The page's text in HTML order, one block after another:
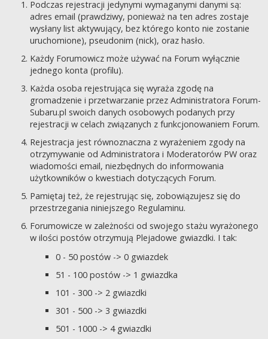
Podczas rejestracji jedynymi wymaganymi danymi są:
adres email (prawdziwy, ponieważ na ten adres zostaje
wysłany list aktywujący, bez którego konto nie zostanie
uruchomione), pseudonim (nick), oraz hasło.
Każdy Forumowicz może używać na Forum wyłącznie
jednego konta (profilu).
Każda osoba rejestrująca się wyraża zgodę na
gromadzenie i przetwarzanie przez Administratora Forum-
Subaru.pl swoich danych osobowych podanych przy
rejestracji w celach związanych z funkcjonowaniem Forum.
Rejestracja jest równoznaczna z wyrażeniem zgody na
otrzymywanie od Administratora i Moderatorów PW oraz
wiadomości email, niezbędnych do informowania
użytkowników o kwestiach dotyczących Forum.
Pamiętaj też, że rejestrując się, zobowiązujesz się do
przestrzegania niniejszego Regulaminu.
Forumowicze w zależności od swojego stażu wyrażonego
w ilości postów otrzymują Plejadowe gwiazdki. I tak:
0 - 50 postów -> 0 gwiazdek
51 - 100 postów -> 1 gwiazdka
101 - 300 -> 2 gwiazdki
301 - 500 -> 3 gwiazdki
501 - 1000 -> 4 gwiazdki